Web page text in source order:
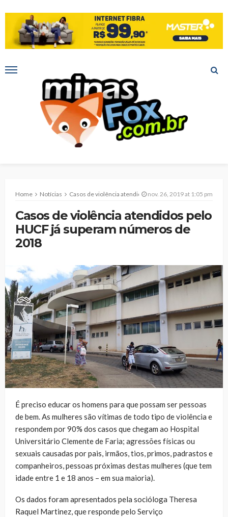
Home Notícias Casos de violência atendidos pelo HUCF já superam números de 2018
nov. 26, 2019 at 1:05 pm
Casos de violência atendidos pelo
HUCF já superam números de
2018
É preciso educar os homens para que possam ser pessoas
de bem. As mulheres são vítimas de todo tipo de violência e
respondem por 90% dos casos que chegam ao Hospital
Universitário Clemente de Faria; agressões físicas ou
sexuais causadas por pais, irmãos, tios, primos, padrastos e
companheiros, pessoas próximas destas mulheres (que tem
idade entre 1 e 18 anos – em sua maioria).
Os dados foram apresentados pela socióloga Theresa
Raquel Martinez, que responde pelo Serviço